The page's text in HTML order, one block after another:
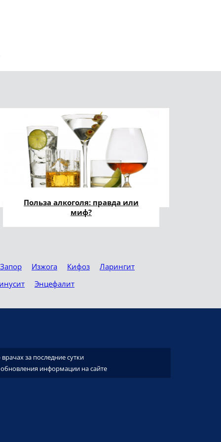
Польза алкоголя: правда или
миф?
Запор Изжога Кифоз
Ларингит
Энцефалит
за последние сутки
обновления информации на сайте